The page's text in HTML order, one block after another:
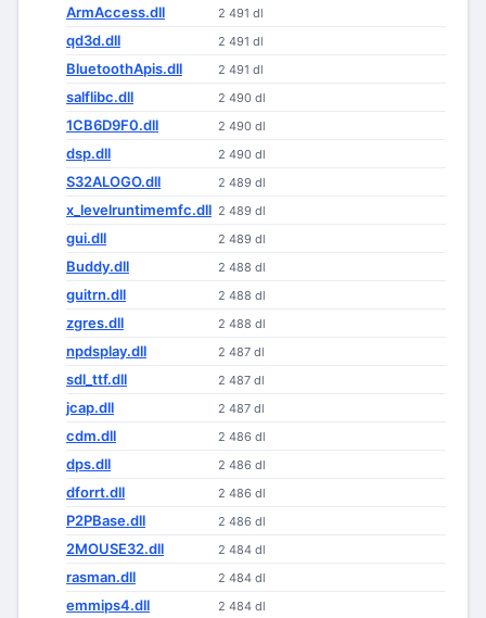
ArmAccess.dll 2 491 dl
qd3d.dll 2 491 dl
BluetoothApis.dll 2 491 dl
salflibc.dll 2 490 dl
1CB6D9F0.dll 2 490 dl
dsp.dll 2 490 dl
S32ALOGO.dll 2 489 dl
x_levelruntimemfc.dll 2 489 dl
gui.dll 2 489 dl
Buddy.dll 2 488 dl
guitrn.dll 2 488 dl
zgres.dll 2 488 dl
npdsplay.dll 2 487 dl
sdl_ttf.dll 2 487 dl
jcap.dll 2 487 dl
cdm.dll 2 486 dl
dps.dll 2 486 dl
dforrt.dll 2 486 dl
P2PBase.dll 2 486 dl
2MOUSE32.dll 2 484 dl
rasman.dll 2 484 dl
emmips4.dll 2 484 dl